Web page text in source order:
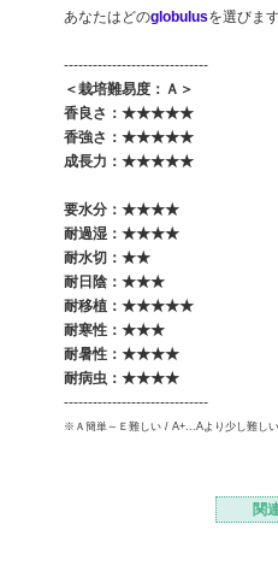
あなたはどのglobulusを選びま
------------------------------
＜栽培難易度：Ａ＞
香良さ：★★★★★
香強さ：★★★★★
成長力：★★★★★
要水分：★★★★
耐過湿：★★★★
耐水切：★★
耐日陰：★★★
耐移植：★★★★★
耐寒性：★★★
耐暑性：★★★★
耐病虫：★★★★
------------------------------
※Ａ簡単～Ｅ難しい / A+...Aより少し難しい
関